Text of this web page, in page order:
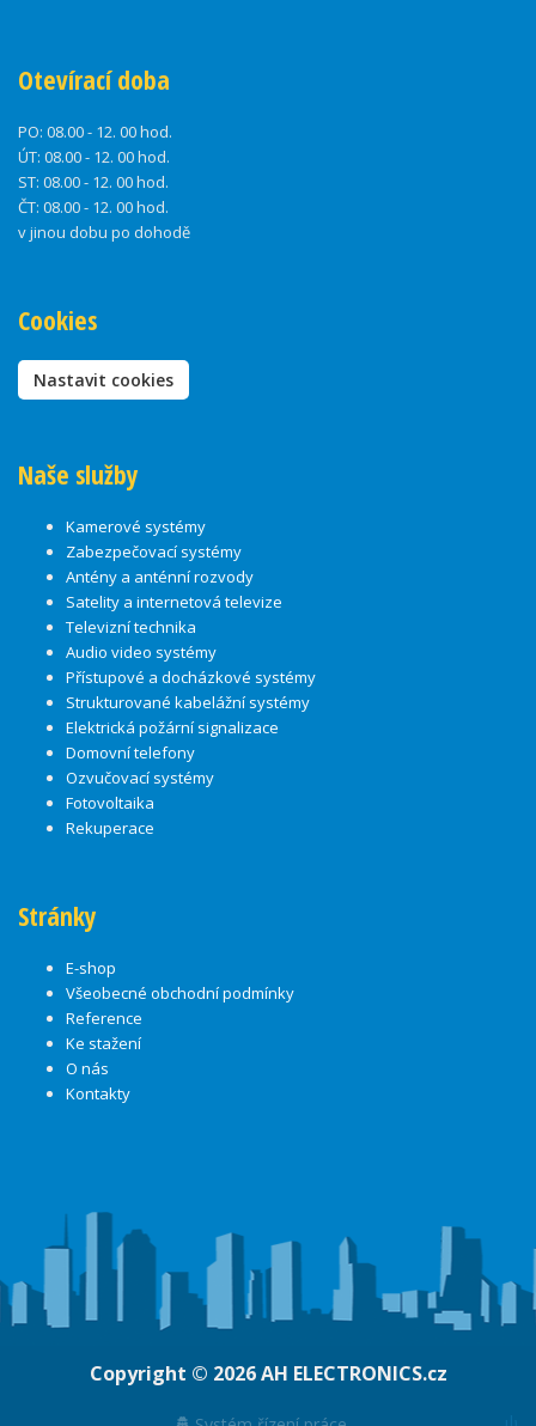
Otevírací doba
PO: 08.00 - 12. 00 hod.
ÚT: 08.00 - 12. 00 hod.
ST: 08.00 - 12. 00 hod.
ČT: 08.00 - 12. 00 hod.
v jinou dobu po dohodě
Cookies
Nastavit cookies
Naše služby
Kamerové systémy
Zabezpečovací systémy
Antény a anténní rozvody
Satelity a internetová televize
Televizní technika
Audio video systémy
Přístupové a docházkové systémy
Strukturované kabelážní systémy
Elektrická požární signalizace
Domovní telefony
Ozvučovací systémy
Fotovoltaika
Rekuperace
Stránky
E-shop
Všeobecné obchodní podmínky
Reference
Ke stažení
O nás
Kontakty
Copyright © 2026AH ELECTRONICS.cz